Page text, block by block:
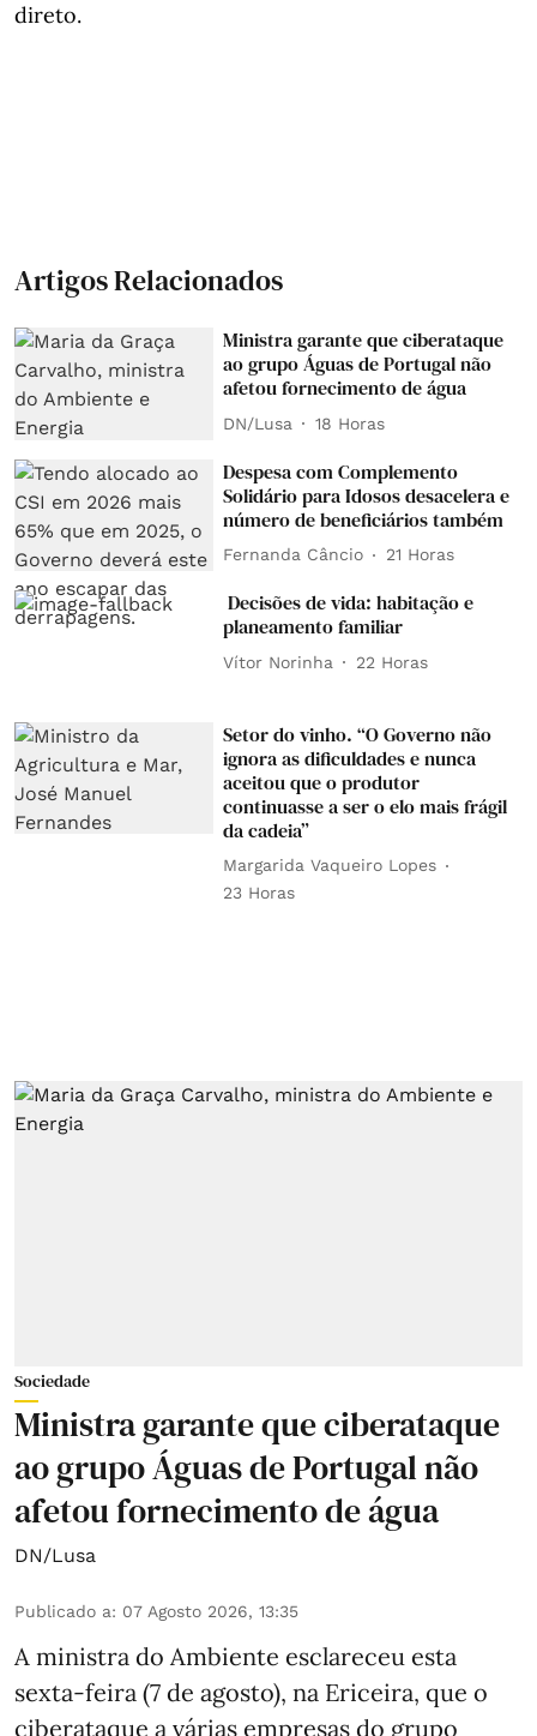
direto.
Artigos Relacionados
Ministra garante que ciberataque
ao grupo Águas de Portugal não
afetou fornecimento de água
DN/Lusa 18 Horas
Despesa com Complemento
Solidário para Idosos desacelera e
número de beneficiários também
Fernanda Câncio 21 Horas
Decisões de vida: habitação e
planeamento familiar
Vítor Norinha 22 Horas
Setor do vinho. “O Governo não
ignora as dificuldades e nunca
aceitou que o produtor
continuasse a ser o elo mais frágil
da cadeia”
Margarida Vaqueiro Lopes
23 Horas
Sociedade
Ministra garante que ciberataque
ao grupo Águas de Portugal não
afetou fornecimento de água
DN/Lusa
Publicado a: 07 Agosto 2026, 13:35
A ministra do Ambiente esclareceu esta
sexta-feira (7 de agosto), na Ericeira, que o
ciberataque a várias empresas do grupo